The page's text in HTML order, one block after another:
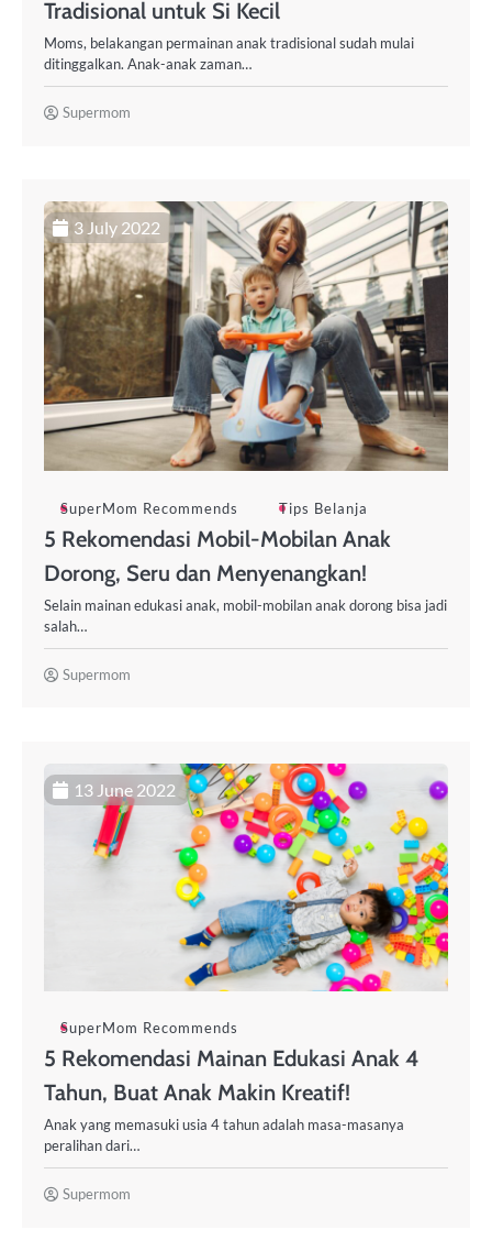
Tradisional untuk Si Kecil
Moms, belakangan permainan anak tradisional sudah mulai
ditinggalkan. Anak-anak zaman…
Supermom
3 July 2022
SuperMom Recommends Tips Belanja
5 Rekomendasi Mobil-Mobilan Anak
Dorong, Seru dan Menyenangkan!
Selain mainan edukasi anak, mobil-mobilan anak dorong bisa jadi
salah…
Supermom
13 June 2022
SuperMom Recommends
5 Rekomendasi Mainan Edukasi Anak 4
Tahun, Buat Anak Makin Kreatif!
Anak yang memasuki usia 4 tahun adalah masa-masanya
peralihan dari…
Supermom